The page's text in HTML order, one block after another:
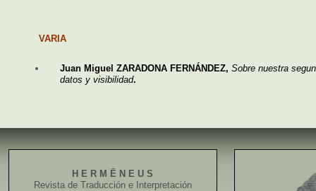
VARIA
Juan Miguel ZARADONA FERNÁNDEZ, Sobre nuestra
datos y visibilidad.
H E R M Ē N E U S
Revista de Traducción e Interpretación